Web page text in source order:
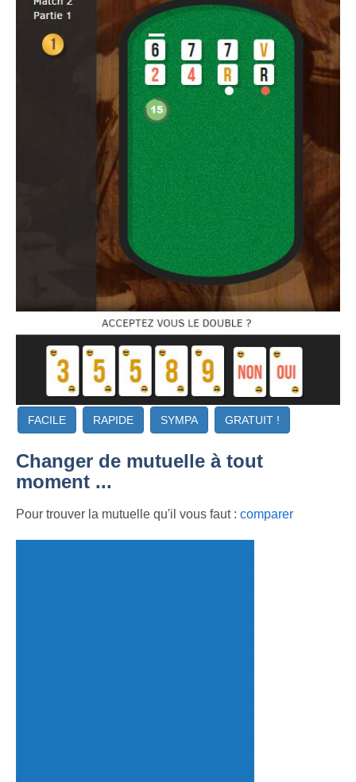
FACILE RAPIDE SYMPA GRATUIT !
Changer de mutuelle à tout
moment ...
Pour trouver la mutuelle qu'il vous faut : comparer